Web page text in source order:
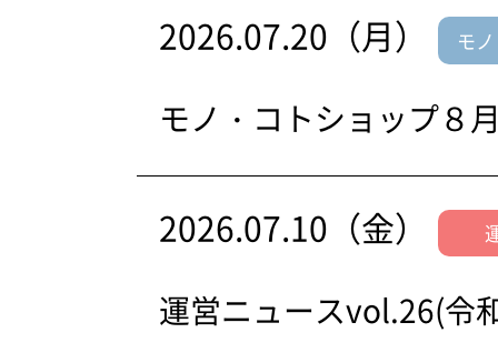
2026.07.20（月） モ
モノ・コトショップ８
2026.07.10（金）
運営ニュースvol.26(令